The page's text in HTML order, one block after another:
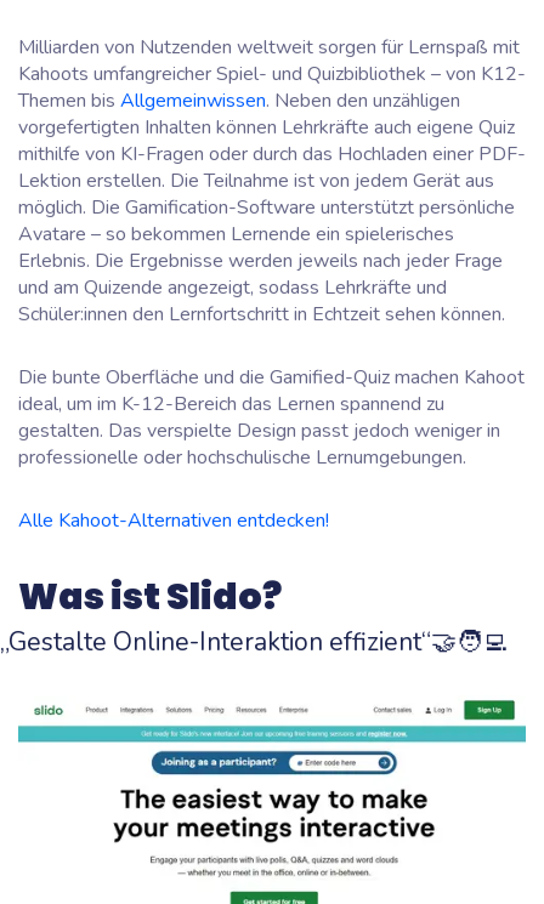
Milliarden von Nutzenden weltweit sorgen für Lernspaß mit
Kahoots umfangreicher Spiel- und Quizbibliothek – von K12-
Themen bis Allgemeinwissen. Neben den unzähligen
vorgefertigten Inhalten können Lehrkräfte auch eigene Quiz
mithilfe von KI-Fragen oder durch das Hochladen einer PDF-
Lektion erstellen. Die Teilnahme ist von jedem Gerät aus
möglich. Die Gamification-Software unterstützt persönliche
Avatare – so bekommen Lernende ein spielerisches
Erlebnis. Die Ergebnisse werden jeweils nach jeder Frage
und am Quizende angezeigt, sodass Lehrkräfte und
Schüler:innen den Lernfortschritt in Echtzeit sehen können.
Die bunte Oberfläche und die Gamified-Quiz machen Kahoot
ideal, um im K-12-Bereich das Lernen spannend zu
gestalten. Das verspielte Design passt jedoch weniger in
professionelle oder hochschulische Lernumgebungen.
Alle Kahoot-Alternativen entdecken!
Was ist Slido?
„Gestalte Online-Interaktion effizient“🤝🧑‍💻